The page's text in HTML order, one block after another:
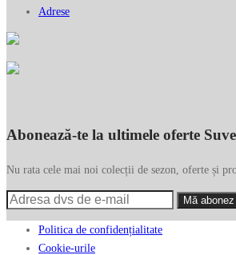
Adrese
Abonează-te la ultimele oferte
Nu rata cele mai noi colecții de sezon, oferte și
Politica de confidențialitate
Cookie-urile